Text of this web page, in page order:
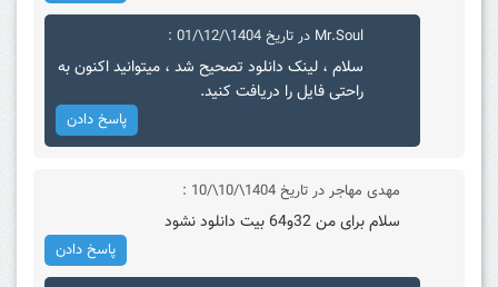
Mr.Soul در تاریخ 1404\/12\/01 :
سلام ، لینک دانلود تصحیح شد ، میتوانید اکنون به
راحتی فایل را دریافت کنید.
پاسخ دادن
مهدی مهاجر در تاریخ 1404\/10\/10 :
سلام برای من 32و64 بیت دانلود نشود
پاسخ دادن